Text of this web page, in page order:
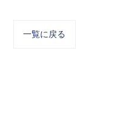
一覧に戻る